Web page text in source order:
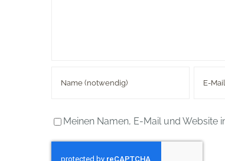
Meinen Namen, E-Mail und Website